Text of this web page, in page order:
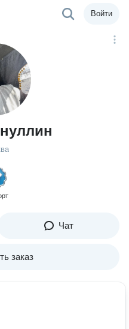
Войти
Чат
заказ